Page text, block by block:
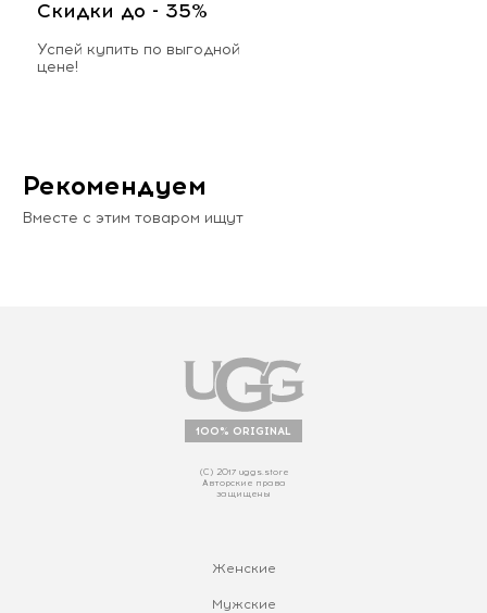
Скидки до - 35%
Успей купить по выгодной
цене!
Рекомендуем
Вместе с этим товаром ищут
100% ORIGINAL
(С) 2017 uggs.store
Авторские права
защищены
Женские
Мужские